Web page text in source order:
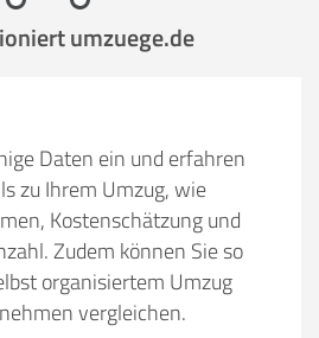
umzuege.de
Daten ein und erfahren
zu Ihrem Umzug, wie
Kostenschätzung und
Zudem können Sie so
organisiertem Umzug
vergleichen.